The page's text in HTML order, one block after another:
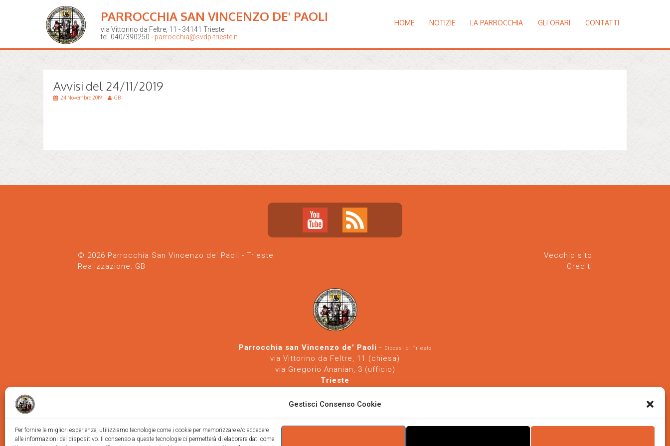
Gestisci Consenso Cookie
Per fornire le migliori esperienze, utilizziamo tecnologie come i cookie per memorizzare e/o accedere
alle informazioni del dispositivo. Il consenso a queste tecnologie ci permetterà di elaborare dati come
PARROCCHIA SAN VINCENZO DE' PAOLI
via Vittorino da Feltre, 11 - 34141 Trieste
tel. 040/390250 - parrocchia@svdp-trieste.it
HOME NOTIZIE LA PARROCCHIA GLI ORARI CONTATTI
Avvisi del 24/11/2019
24 Novembre 2019 GB
© 2026 Parrocchia San Vincenzo de' Paoli - Trieste
Realizzazione: GB
Vecchio sito
Crediti
Parrocchia san Vincenzo de' Paoli - Diocesi di Trieste
via Vittorino da Feltre, 11 (chiesa)
via Gregorio Ananian, 3 (ufficio)
Trieste
https://www.svdp-trieste.it-parrocchia@svdp-trieste.it
Informativa privacy-Informativa cookie